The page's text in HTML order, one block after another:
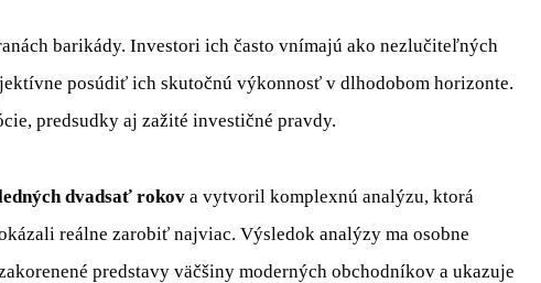
barikády. Investori ich často vnímajú ako nezlučiteľných
posúdiť ich skutočnú výkonnosť v dlhodobom horizonte.
predsudky aj zažité investičné pravdy.
dvadsať rokov a vytvoril komplexnú analýzu, ktorá
reálne zarobiť najviac. Výsledok analýzy ma osobne
predstavy väčšiny moderných obchodníkov a ukazuje